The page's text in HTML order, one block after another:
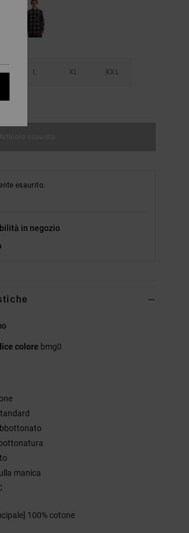
L XL XXL
esaurito.
in negozio
colore bmg0
manica
100% cotone